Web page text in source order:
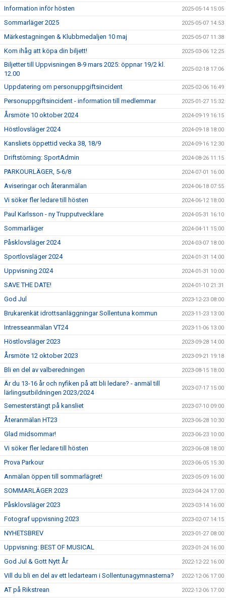
Information inför hösten 2025-05-14 15:05
Sommarläger 2025 2025-05-07 14:53
Märkestagningen & Klubbmedaljen 10 maj 2025-05-07 11:38
Kom ihåg att köpa din biljett! 2025-03-06 12:25
Biljetter till Uppvisningen 8-9 mars 2025: öppnar 19/2 kl.
12.00
2025-02-18 17:06
Uppdatering om personuppgiftsincident 2025-02-06 16:49
Personuppgiftsincident - information till medlemmar 2025-01-27 15:32
Årsmöte 10 oktober 2024 2024-09-19 16:15
Höstlovsläger 2024 2024-09-18 18:00
Kansliets öppettid vecka 38, 18/9 2024-09-16 12:30
Driftstörning: SportAdmin 2024-08-26 11:15
PARKOURLÄGER, 5-6/8 2024-07-01 16:00
Aviseringar och återanmälan 2024-06-18 07:55
Vi söker fler ledare till hösten 2024-06-12 18:00
Paul Karlsson - ny Trupputvecklare 2024-05-31 16:10
Sommarläger 2024-04-11 15:00
Påsklovsläger 2024 2024-03-07 18:00
Sportlovsläger 2024 2024-01-31 14:00
Uppvisning 2024 2024-01-31 10:00
SAVE THE DATE! 2024-01-10 21:31
God Jul 2023-12-23 08:00
Brukarenkät idrottsanläggningar Sollentuna kommun 2023-11-23 13:00
Intresseanmälan VT24 2023-11-06 13:00
Höstlovsläger 2023 2023-09-28 14:00
Årsmöte 12 oktober 2023 2023-09-21 19:18
Bli en del av valberedningen 2023-08-15 18:00
Är du 13-16 år och nyfiken på att bli ledare? - anmäl till
lärlingsutbildningen 2023/2024
2023-07-17 15:00
Semesterstängt på kansliet 2023-07-10 09:00
Återanmälan HT23 2023-06-28 10:30
Glad midsommar! 2023-06-23 10:00
Vi söker fler ledare till hösten 2023-06-08 18:00
Prova Parkour 2023-06-05 15:30
Anmälan öppen till sommarlägret! 2023-05-09 16:00
SOMMARLÄGER 2023 2023-04-24 17:00
Påsklovsläger 2023 2023-03-14 16:00
Fotograf uppvisning 2023 2023-02-07 14:15
NYHETSBREV 2023-01-27 08:00
Uppvisning: BEST OF MUSICAL 2023-01-24 16:00
God Jul & Gott Nytt År 2022-12-22 16:00
Vill du bli en del av ett ledarteam i Sollentunagymnasterna? 2022-12-06 17:00
AT på Rikstrean 2022-12-06 17:00